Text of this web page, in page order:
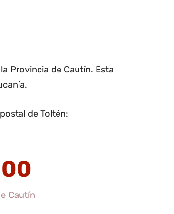
Provincia de Cautín. Esta
de Toltén:
Cautín